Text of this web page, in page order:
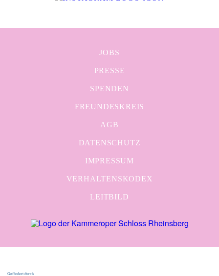
JOBS
PRESSE
SPENDEN
FREUNDESKREIS
AGB
DATENSCHUTZ
IMPRESSUM
VERHALTENSKODEX
LEITBILD
Gefördert durch